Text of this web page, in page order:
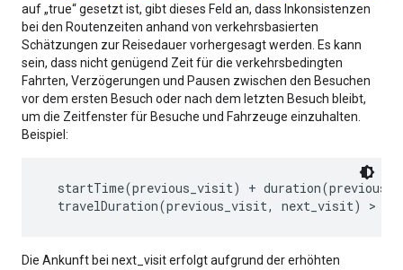
auf „true“ gesetzt ist, gibt dieses Feld an, dass Inkonsistenzen
bei den Routenzeiten anhand von verkehrsbasierten
Schätzungen zur Reisedauer vorhergesagt werden. Es kann
sein, dass nicht genügend Zeit für die verkehrsbedingten
Fahrten, Verzögerungen und Pausen zwischen den Besuchen
vor dem ersten Besuch oder nach dem letzten Besuch bleibt,
um die Zeitfenster für Besuche und Fahrzeuge einzuhalten.
Beispiel:
startTime(previous_visit) +
Die Ankunft bei next_visit erfolgt aufgrund der erhöhten